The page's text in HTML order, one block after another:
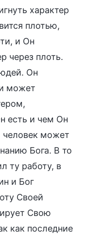
характер
плотью,
и Он
через плоть.
Он
может
есть и чем Он
человек может
Бога. В то
ту работу, в
и Бог
Своей
Свою
как последние